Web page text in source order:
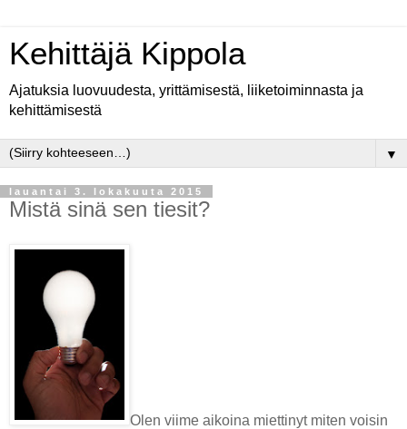
Kehittäjä Kippola
Ajatuksia luovuudesta, yrittämisestä, liiketoiminnasta ja
kehittämisestä
▼
lauantai 3. lokakuuta 2015
Mistä sinä sen tiesit?
Olen viime aikoina miettinyt miten voisin